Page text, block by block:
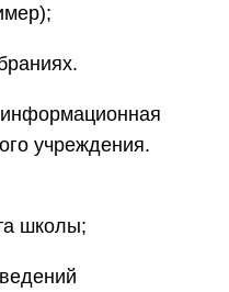
информационная
учреждения.
школы;